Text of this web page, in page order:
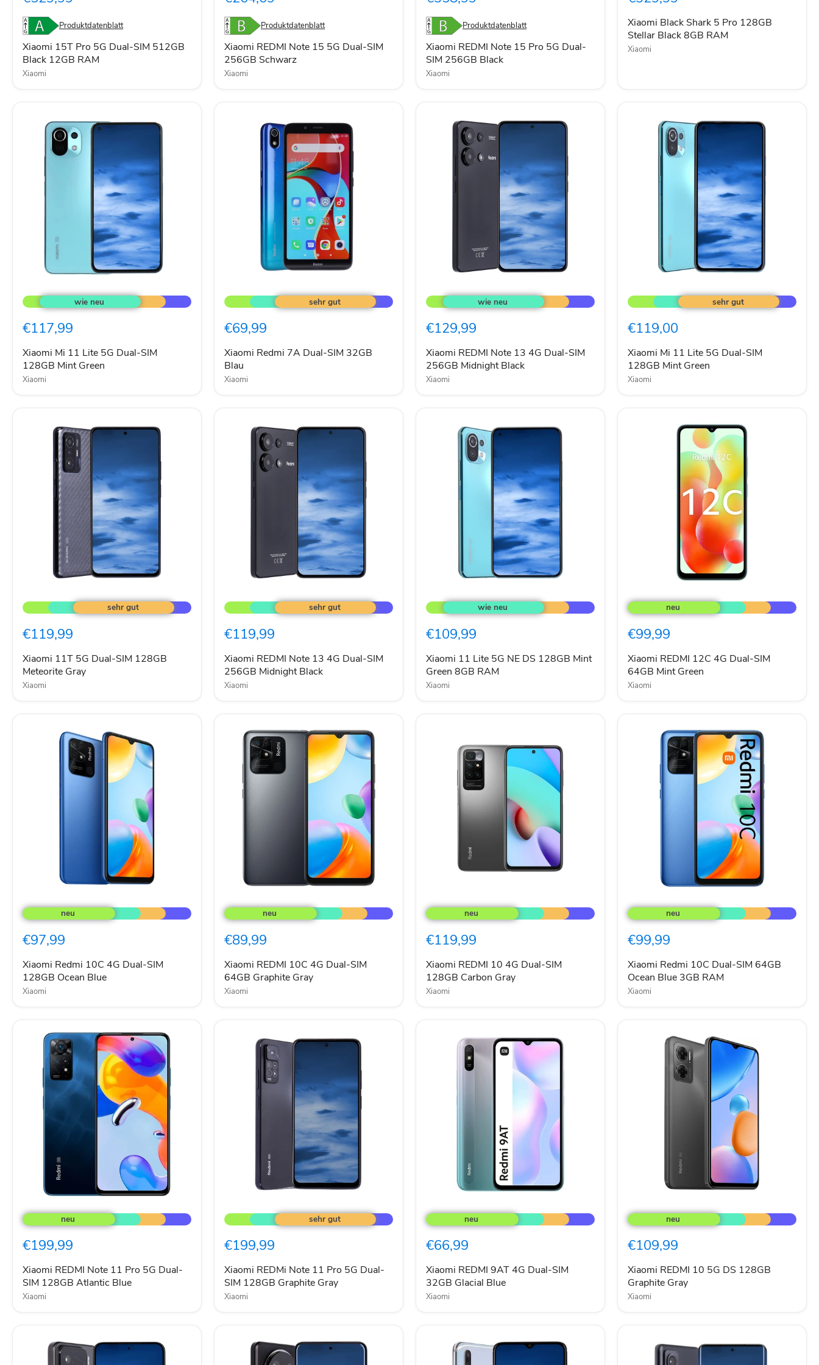
512GB
Black
12GB
RAM
Produktdatenblatt
Xiaomi 15T Pro 5G Dual-SIM 512GB
Black 12GB RAM
Xiaomi
SIM
256GB
Schwarz
Produktdatenblatt
Xiaomi REDMI Note 15 5G Dual-SIM
256GB Schwarz
Xiaomi
Dual-
SIM
256GB
Black
Produktdatenblatt
Xiaomi REDMI Note 15 Pro 5G Dual-
SIM 256GB Black
Xiaomi
Stellar
Black
8GB
RAM
Xiaomi Black Shark 5 Pro 128GB
Stellar Black 8GB RAM
Xiaomi
Mi
11
5G
SIM
128GB
Mint
Green
€117,99
Xiaomi Mi 11 Lite 5G Dual-SIM
128GB Mint Green
Xiaomi
Redmi
7A
SIM
Blau
€69,99
Xiaomi Redmi 7A Dual-SIM 32GB
Blau
Xiaomi
REDMI
Note
4G
SIM
256GB
Midnight
Black
€129,99
Xiaomi REDMI Note 13 4G Dual-SIM
256GB Midnight Black
Xiaomi
Mi
11
5G
SIM
128GB
Mint
Green
€119,00
Xiaomi Mi 11 Lite 5G Dual-SIM
128GB Mint Green
Xiaomi
11T
5G
SIM
Meteorite
Gray
€119,99
Xiaomi 11T 5G Dual-SIM 128GB
Meteorite Gray
Xiaomi
REDMI
Note
4G
SIM
256GB
Midnight
Black
€119,99
Xiaomi REDMI Note 13 4G Dual-SIM
256GB Midnight Black
Xiaomi
11
Lite
NE
128GB
Mint
Green
8GB
€109,99
Xiaomi 11 Lite 5G NE DS 128GB Mint
Green 8GB RAM
Xiaomi
REDMI
12C
Dual-
64GB
Mint
Green
€99,99
Xiaomi REDMI 12C 4G Dual-SIM
64GB Mint Green
Xiaomi
Redmi
10C
Dual-
128GB
Ocean
Blue
€97,99
Xiaomi Redmi 10C 4G Dual-SIM
128GB Ocean Blue
Xiaomi
REDMI
10C
Dual-
64GB
Graphite
Gray
€89,99
Xiaomi REDMI 10C 4G Dual-SIM
64GB Graphite Gray
Xiaomi
REDMI
10
Dual-
128GB
Carbon
Gray
€119,99
Xiaomi REDMI 10 4G Dual-SIM
128GB Carbon Gray
Xiaomi
Redmi
10C
SIM
Ocean
Blue
3GB
RAM
€99,99
Xiaomi Redmi 10C Dual-SIM 64GB
Ocean Blue 3GB RAM
Xiaomi
REDMI
Note
Pro
Dual-
SIM
128GB
Atlantic
€199,99
Xiaomi REDMI Note 11 Pro 5G Dual-
SIM 128GB Atlantic Blue
Xiaomi
REDMi
Note
Pro
Dual-
SIM
128GB
Graphite
€199,99
Xiaomi REDMi Note 11 Pro 5G Dual-
SIM 128GB Graphite Gray
Xiaomi
REDMI
9AT
Dual-
32GB
Glacial
Blue
€66,99
Xiaomi REDMI 9AT 4G Dual-SIM
32GB Glacial Blue
Xiaomi
REDMI
10
DS
Graphite
Gray
€109,99
Xiaomi REDMI 10 5G DS 128GB
Graphite Gray
Xiaomi